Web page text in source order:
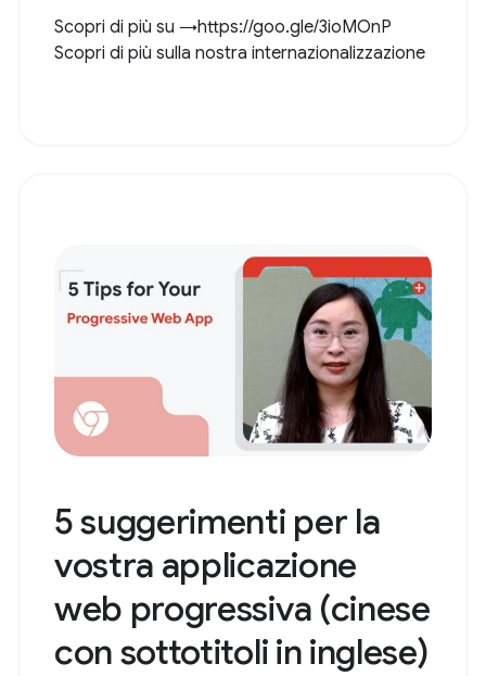
Scopri di più su →https://goo.gle/3ioMOnP
Scopri di più sulla nostra internazionalizzazione
5 suggerimenti per la
vostra applicazione
web progressiva (cinese
con sottotitoli in inglese)